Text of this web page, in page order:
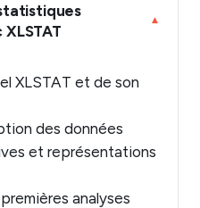
▾
XLSTAT et de son
des données
et représentations
analyses